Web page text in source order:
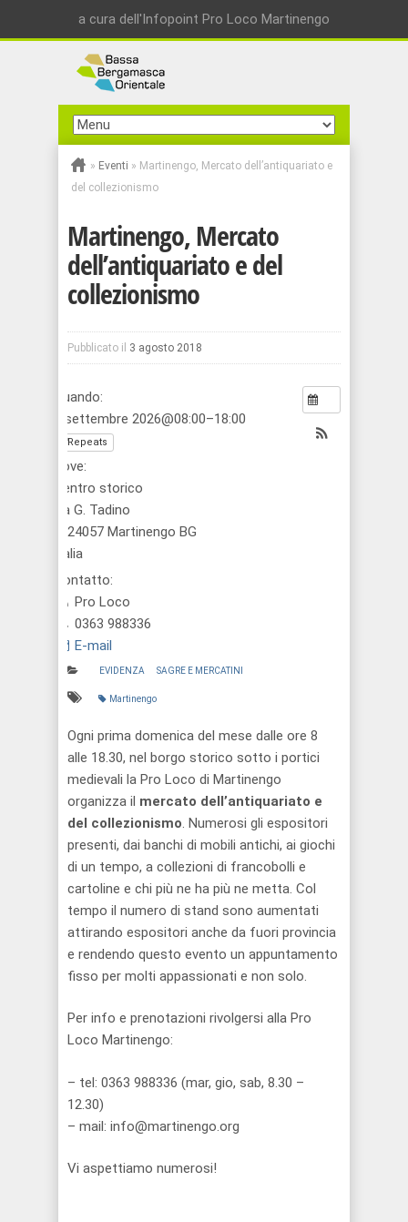
a cura dell'Infopoint Pro Loco Martinengo
» Eventi » Martinengo, Mercato dell’antiquariato e
del collezionismo
Martinengo, Mercato
dell’antiquariato e del
collezionismo
Pubblicato il 3 agosto 2018
Quando:
6 settembre 2026@08:00–18:00
Repeats
Dove:
Centro storico
via G. Tadino
1, 24057 Martinengo BG
Italia
Contatto:
Pro Loco
0363 988336
E-mail
EVIDENZA SAGRE E MERCATINI
Martinengo
Ogni prima domenica del mese dalle ore 8
alle 18.30, nel borgo storico sotto i portici
medievali la Pro Loco di Martinengo
organizza il mercato dell’antiquariato e
del collezionismo . Numerosi gli espositori
presenti, dai banchi di mobili antichi, ai giochi
di un tempo, a collezioni di francobolli e
cartoline e chi più ne ha più ne metta. Col
tempo il numero di stand sono aumentati
attirando espositori anche da fuori provincia
e rendendo questo evento un appuntamento
fisso per molti appassionati e non solo.
Per info e prenotazioni rivolgersi alla Pro
Loco Martinengo:
– tel: 0363 988336 (mar, gio, sab, 8.30 –
12.30)
– mail: info@martinengo.org
Vi aspettiamo numerosi!